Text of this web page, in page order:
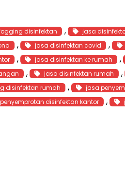
disinfektan , jasa
, jasa disinfektan covid ,
, jasa disinfektan ke rumah ,
, jasa disinfektan rumah ,
disinfektan rumah , jasa
disinfektan kantor ,